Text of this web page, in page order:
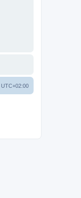
UTC+02:00